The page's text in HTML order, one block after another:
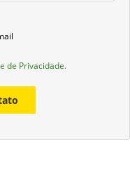
de Privacidade.